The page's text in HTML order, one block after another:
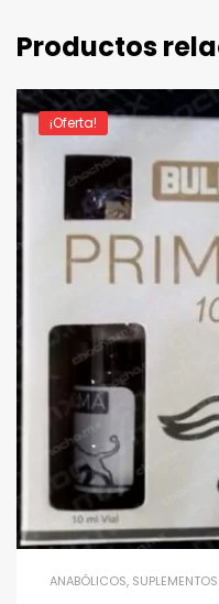
Productos
¡Oferta!
ANABÓLICOS,